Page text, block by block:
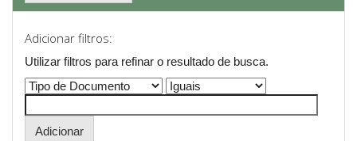
Adicionar filtros:
Utilizar filtros para refinar o resultado de busca.